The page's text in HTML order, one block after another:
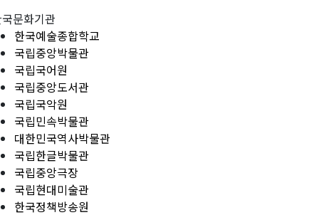
문화기관
한국예술종합학교
국립중앙박물관
국립국어원
국립중앙도서관
국립국악원
국립민속박물관
대한민국역사박물관
국립한글박물관
국립중앙극장
국립현대미술관
한국정책방송원